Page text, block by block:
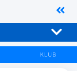
KLUB